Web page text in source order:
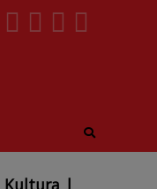
Kultura |